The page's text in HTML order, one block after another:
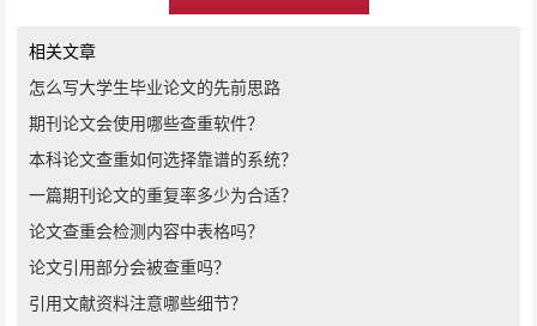
相关文章
怎么写大学生毕业论文的先前思路
期刊论文会使用哪些查重软件？
本科论文查重如何选择靠谱的系统？
一篇期刊论文的重复率多少为合适？
论文查重会检测内容中表格吗？
论文引用部分会被查重吗？
引用文献资料注意哪些细节？